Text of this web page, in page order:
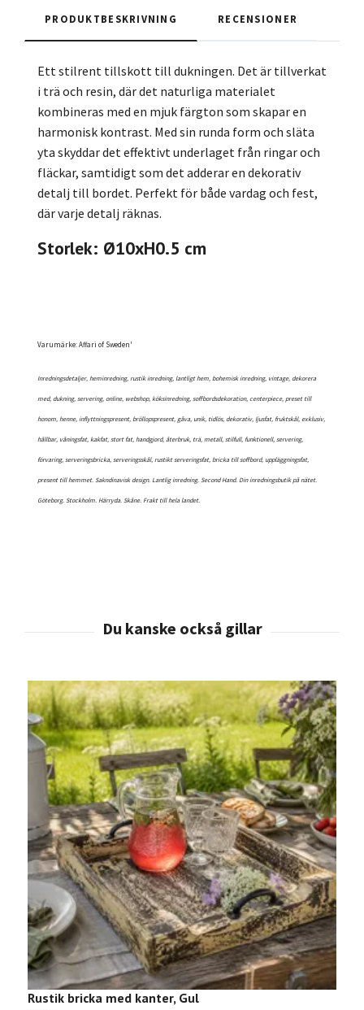
PRODUKTBESKRIVNING RECENSIONER
Ett stilrent tillskott till dukningen. Det är tillverkat
i trä och resin, där det naturliga materialet
kombineras med en mjuk färgton som skapar en
harmonisk kontrast. Med sin runda form och släta
yta skyddar det effektivt underlaget från ringar och
fläckar, samtidigt som det adderar en dekorativ
detalj till bordet. Perfekt för både vardag och fest,
där varje detalj räknas.
Storlek: Ø10xH0.5 cm
Varumärke: Affari of Sweden'
Inredningsdetaljer, heminredning, rustik inredning, lantligt hem, bohemisk inredning, vintage, dekorera
med, dukning, servering, online, webshop, köksinredning, soffbordsdekoration, centerpiece, preset till
honom, henne, inflyttningspresent, bröllopspresent, gåva, unik, tidlös, dekorativ, ljusfat, fruktskål, exklusiv,
hållbar, våningsfat, kakfat, stort fat, handgjord, återbruk, trä, metall, stilfull, funktionell, servering,
förvaring, serveringsbricka, serveringsskål, rustikt serveringsfat, bricka till soffbord, uppläggningsfat,
present till hemmet. Sakndinavisk design. Lantlig inredning. Second Hand. Din inredningsbutik på nätet.
Göteborg. Stockholm. Härryda. Skåne. Frakt till hela landet.
Rustik bricka med kanter, Gul